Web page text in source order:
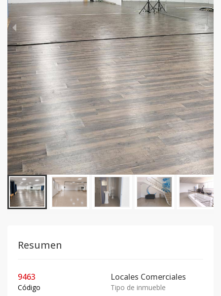
Resumen
9463
Código
Locales Comerciales
Tipo de inmueble